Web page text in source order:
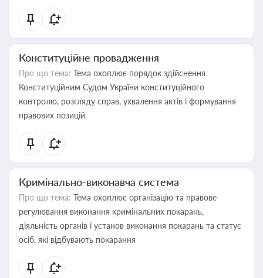
Конституційне провадження
Про що тема: Тема охоплює порядок здійснення
Конституційним Судом України конституційного
контролю, розгляду справ, ухвалення актів і формування
правових позицій
Кримінально-виконавча система
Про що тема: Тема охоплює організацію та правове
регулювання виконання кримінальних покарань,
діяльність органів і установ виконання покарань та статус
осіб, які відбувають покарання